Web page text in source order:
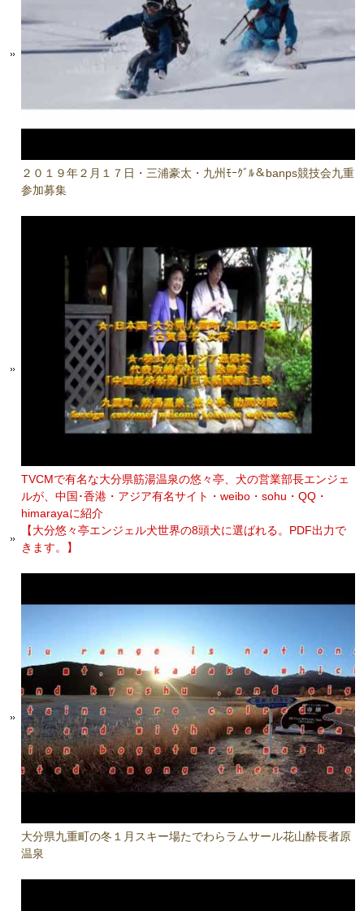
２０１９年２月１７日・三浦豪太・九州ﾓｰｸﾞﾙ＆banps競技会九重
参加募集
TVCMで有名な大分県筋湯温泉の悠々亭、犬の営業部長エンジェ
ルが、中国･香港・アジア有名サイト・weibo・sohu・QQ・
himarayaに紹介
【大分悠々亭エンジェル犬世界の8頭犬に選ばれる。PDF出力で
きます。】
大分県九重町の冬１月スキー場たでわらラムサール花山酔長者原
温泉